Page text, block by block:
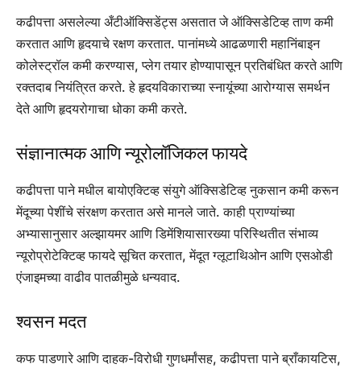
कढीपत्ता असलेल्या अँटीऑक्सिडेंट्स असतात जे ऑक्सिडेटिव्ह ताण कमी
करतात आणि हृदयाचे रक्षण करतात.पानांमध्ये आढळणारी महानिंबाइन
कोलेस्ट्रॉल कमी करण्यास, प्लेग तयार होण्यापासून प्रतिबंधित करते आणि
रक्तदाब नियंत्रित करते. हे हृदयविकाराच्या स्नायूंच्या आरोग्यास समर्थन
देते आणि हृदयरोगाचा धोका कमी करते.
संज्ञानात्मक आणि न्यूरोलॉजिकल फायदे
कढीपत्ता पाने मधील बायोएक्टिव्ह संयुगे ऑक्सिडेटिव्ह नुकसान कमी करून
मेंदूच्या पेशींचे संरक्षण करतात असे मानले जाते. काही प्राण्यांच्या
अभ्यासानुसार अल्झायमर आणि डिमेंशियासारख्या परिस्थितीत संभाव्य
न्यूरोप्रोटेक्टिव्ह फायदे सूचित करतात, मेंदूत ग्लूटाथिओन आणि एसओडी
एंजाइमच्या वाढीव पातळीमुळे धन्यवाद.
श्वसन मदत
कफ पाडणारे आणि दाहक-विरोधी गुणधर्मांसह, कढीपत्ता पाने ब्राँकायटिस,